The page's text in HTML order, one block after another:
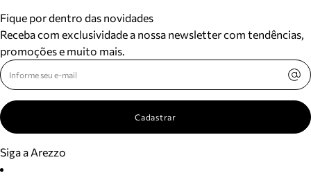
Fique por dentro das novidades
Receba com exclusividade a nossa newsletter com tendências,
promoções e muito mais.
Cadastrar
Siga a Arezzo